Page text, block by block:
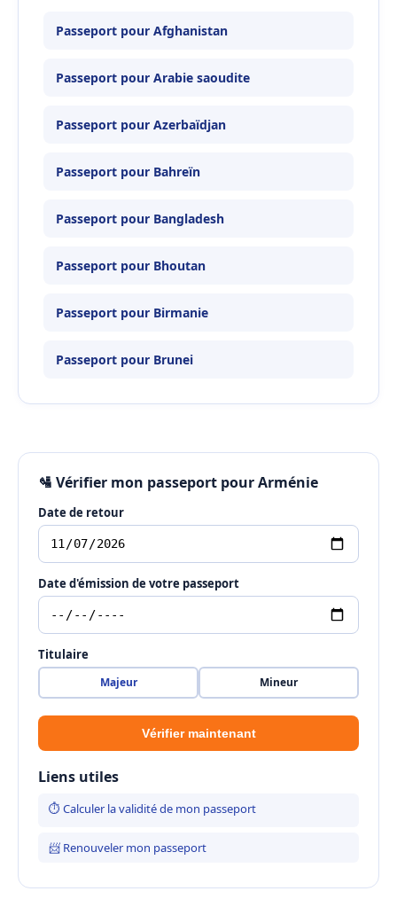
Passeport pour Afghanistan
Passeport pour Arabie saoudite
Passeport pour Azerbaïdjan
Passeport pour Bahreïn
Passeport pour Bangladesh
Passeport pour Bhoutan
Passeport pour Birmanie
Passeport pour Brunei
🛂 Vérifier mon passeport pour Arménie
Date de retour
Date d'émission de votre passeport
Titulaire
Majeur Mineur
Vérifier maintenant
Liens utiles
⏱ Calculer la validité de mon passeport
📨 Renouveler mon passeport